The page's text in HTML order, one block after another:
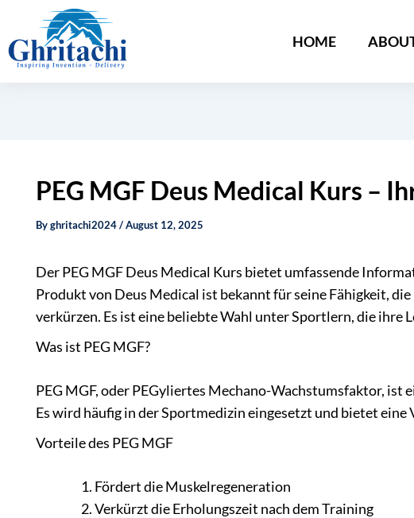
HOME
PEG MGF Deus Medical Kurs –
Byghritachi2024/August 12, 2025
Der PEG MGF Deus Medical Kurs bietet umfassende
Produkt von Deus Medical ist bekannt für seine Fähigkeit,
verkürzen. Es ist eine beliebte Wahl unter Sportlern, die ihre
Was ist PEG MGF?
PEG MGF, oder PEGyliertes Mechano-Wachstumsfaktor,
Es wird häufig in der Sportmedizin eingesetzt und bietet
Vorteile des PEG MGF
Fördert die Muskelregeneration
Verkürzt die Erholungszeit nach dem Training